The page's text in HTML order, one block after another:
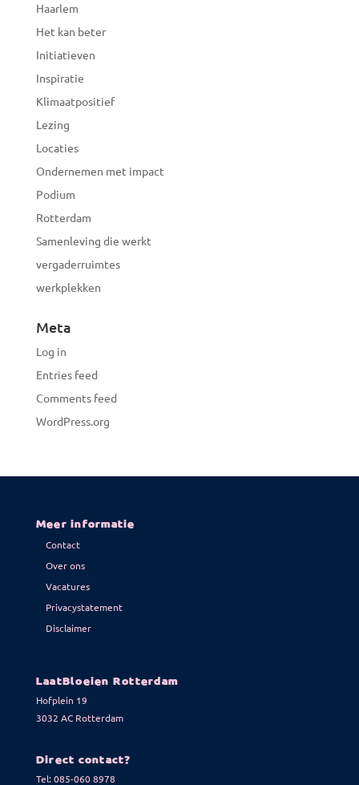
Haarlem
Het kan beter
Initiatieven
Inspiratie
Klimaatpositief
Lezing
Locaties
Ondernemen met impact
Podium
Rotterdam
Samenleving die werkt
vergaderruimtes
werkplekken
Meta
Log in
Entries feed
Comments feed
WordPress.org
Meer informatie
Contact
Over ons
Vacatures
Privacystatement
Disclaimer
LaatBloeien Rotterdam
Hofplein 19
3032 AC Rotterdam
Direct contact?
Tel:085-060 8978